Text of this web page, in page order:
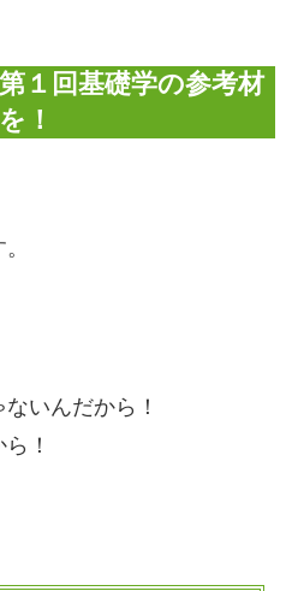
１回基礎学の参考材
！
いんだから！
！